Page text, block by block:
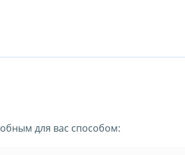
для вас способом: